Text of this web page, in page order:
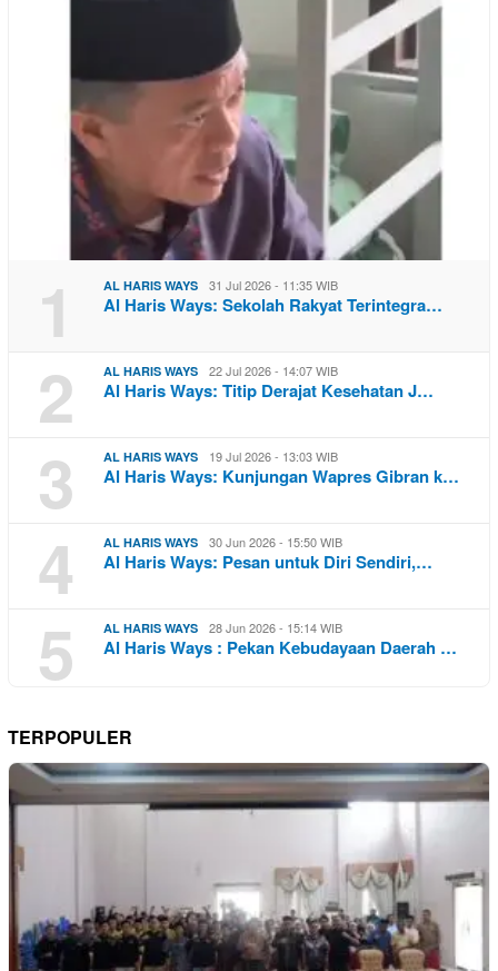
1 AL HARIS WAYS 31 Jul 2026 - 11:35 WIB
Al Haris Ways: Sekolah Rakyat Terintegra…
2 AL HARIS WAYS 22 Jul 2026 - 14:07 WIB
Al Haris Ways: Titip Derajat Kesehatan J…
3 AL HARIS WAYS 19 Jul 2026 - 13:03 WIB
Al Haris Ways: Kunjungan Wapres Gibran k…
4 AL HARIS WAYS 30 Jun 2026 - 15:50 WIB
Al Haris Ways: Pesan untuk Diri Sendiri,…
5 AL HARIS WAYS 28 Jun 2026 - 15:14 WIB
Al Haris Ways : Pekan Kebudayaan Daerah …
TERPOPULER